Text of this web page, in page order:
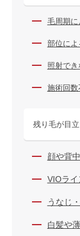
毛周期
部位に
照射で
施術回
残り毛が目
顔や背
VIOラ
うなじ
白髪や